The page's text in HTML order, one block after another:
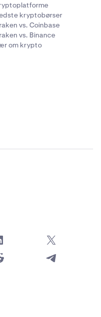
kryptobørser
vs. Coinbase
vs. Binance
om krypto